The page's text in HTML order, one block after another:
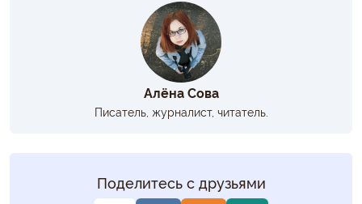
Алёна Сова
Писатель, журналист, читатель.
Поделитесь с друзьями